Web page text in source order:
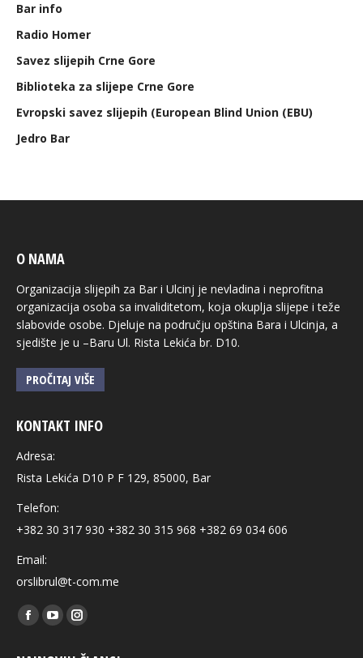
Bar info
Radio Homer
Savez slijepih Crne Gore
Biblioteka za slijepe Crne Gore
Evropski savez slijepih (European Blind Union (EBU)
Jedro Bar
O NAMA
Organizacija slijepih za Bar i Ulcinj je nevladina i neprofitna
organizacija osoba sa invaliditetom, koja okuplja slijepe i teže
slabovide osobe. Djeluje na području opština Bara i Ulcinja, a
sjedište je u –Baru Ul. Rista Lekića br. D10.
PROČITAJ VIŠE
KONTAKT INFO
Adresa:
Rista Lekića D10 P F 129, 85000, Bar
Telefon:
+382 30 317 930 +382 30 315 968 +382 69 034 606
Email:
orslibrul@t-com.me
Find us on:
Facebook
YouTubeInstagram